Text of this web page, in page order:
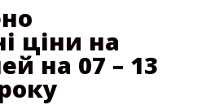
ціни на
на 07 – 13